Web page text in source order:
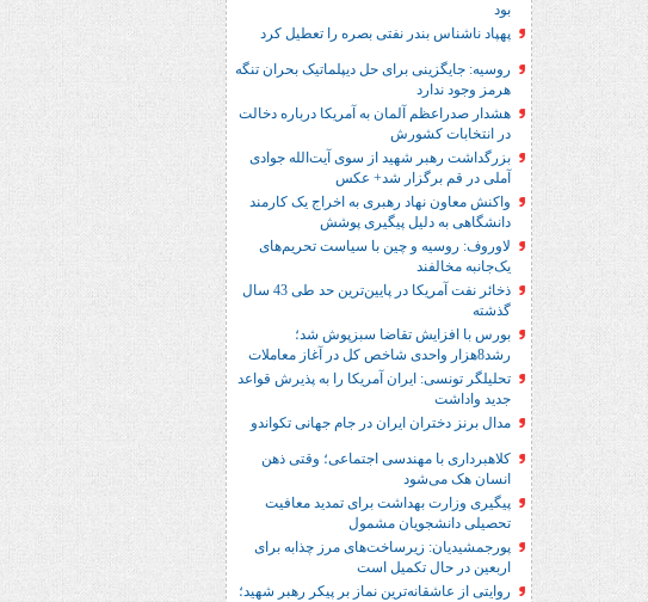
بود
پهپاد ناشناس بندر نفتی بصره را تعطیل کرد
روسیه: جایگزینی برای حل‌ دیپلماتیک بحران تنگه
هرمز وجود ندارد
هشدار صدراعظم آلمان به آمریکا درباره دخالت
در انتخابات کشورش
بزرگداشت رهبر شهید از سوی آیت‌الله جوادی
آملی در قم برگزار شد+ عکس
واکنش معاون نهاد رهبری به اخراج یک کارمند
دانشگاهی به دلیل پیگیری پوشش
لاوروف: روسیه و چین با سیاست تحریم‌های
یک‌جانبه مخالفند
ذخائر نفت آمریکا در پایین‌ترین حد طی 43 سال
گذشته
بورس با افزایش تقاضا سبزپوش شد؛
رشد8هزار واحدی شاخص کل در آغاز معاملات
تحلیلگر تونسی: ایران آمریکا را به پذیرش قواعد
جدید واداشت
مدال برنز دختران ایران در جام جهانی تکواندو
کلاهبرداری با مهندسی اجتماعی؛ وقتی ذهن
انسان هک می‌شود
پیگیری وزارت بهداشت برای تمدید معافیت
تحصیلی دانشجویان مشمول
پورجمشیدیان: زیرساخت‌های مرز چذابه برای
اربعین در حال تکمیل است
روایتی از عاشقانه‌ترین نماز بر پیکر رهبر شهید؛‌
هفت باغ مهربانی